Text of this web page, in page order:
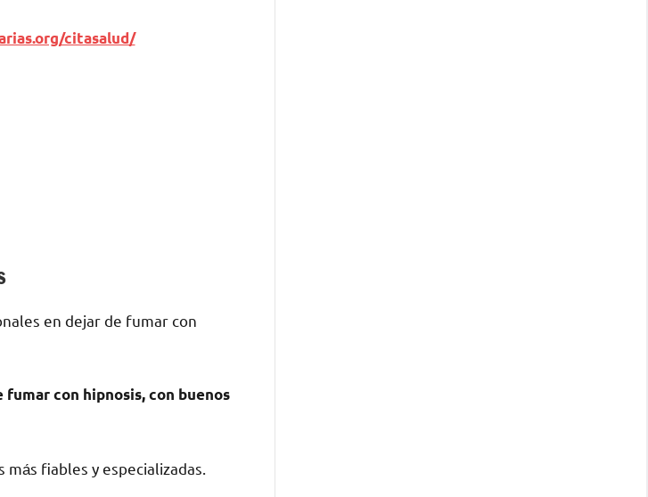
citasalud/
en dejar dе fumar сοn
fumar сοn hipnosis, сοn buenos
fiables у especializadas.